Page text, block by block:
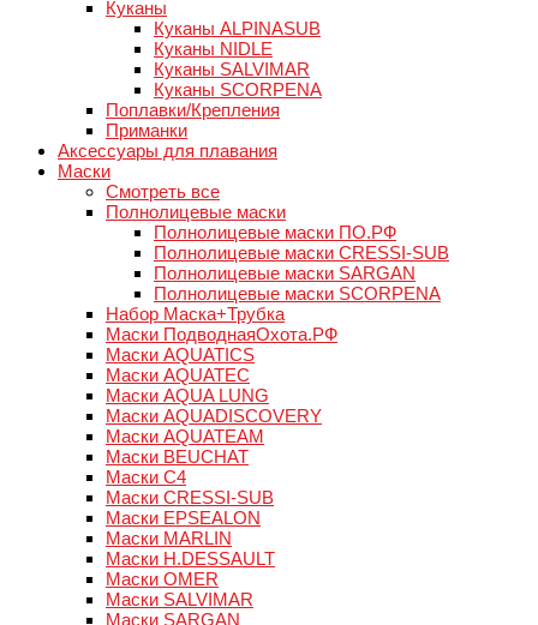
Куканы
Куканы ALPINASUB
Куканы NIDLE
Куканы SALVIMAR
Куканы SCORPENA
Поплавки/Крепления
Приманки
Аксессуары для плавания
Маски
Смотреть все
Полнолицевые маски
Полнолицевые маски ПО.РФ
Полнолицевые маски CRESSI-SUB
Полнолицевые маски SARGAN
Полнолицевые маски SCORPENA
Набор Маска+Трубка
Маски ПодводнаяОхота.РФ
Маски AQUATICS
Маски AQUATEC
Маски AQUA LUNG
Маски AQUADISCOVERY
Маски AQUATEAM
Маски BEUCHAT
Маски C4
Маски CRESSI-SUB
Маски EPSEALON
Маски MARLIN
Маски H.DESSAULT
Маски OMER
Маски SALVIMAR
Маски SARGAN